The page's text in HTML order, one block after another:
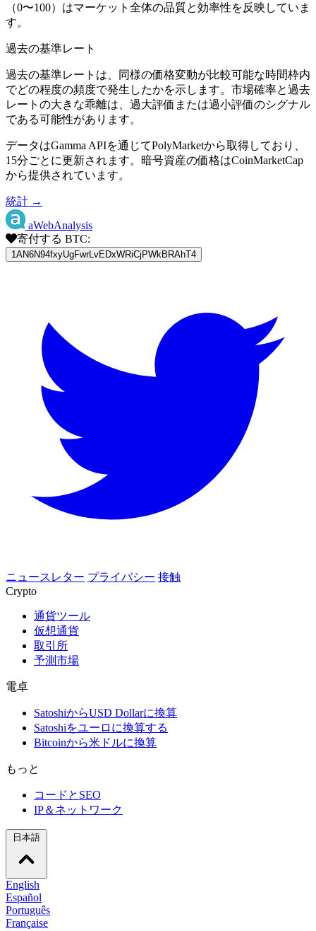
（0〜100）はマーケット全体の品質と効率性を反映していま
す。
過去の基準レート
過去の基準レートは、同様の価格変動が比較可能な時間枠内
でどの程度の頻度で発生したかを示します。市場確率と過去
レートの大きな乖離は、過大評価または過小評価のシグナル
である可能性があります。
データはGamma APIを通じてPolyMarketから取得しており、
15分ごとに更新されます。暗号資産の価格はCoinMarketCap
から提供されています。
統計 →
aWebAnalysis
寄付する BTC:
1AN6N94fxyUgFwrLvEDxWRiCjPWkBRAhT4
ニュースレター プライバシー 接触
Crypto
通貨ツール
仮想通貨
取引所
予測市場
電卓
SatoshiからUSD Dollarに換算
Satoshiをユーロに換算する
Bitcoinから米ドルに換算
もっと
コードとSEO
IP＆ネットワーク
English
Español
Português
Française